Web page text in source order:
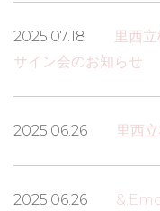
2025.07.18
里西
サイン会のお知らせ
2025.06.26 里西
2025.06.26